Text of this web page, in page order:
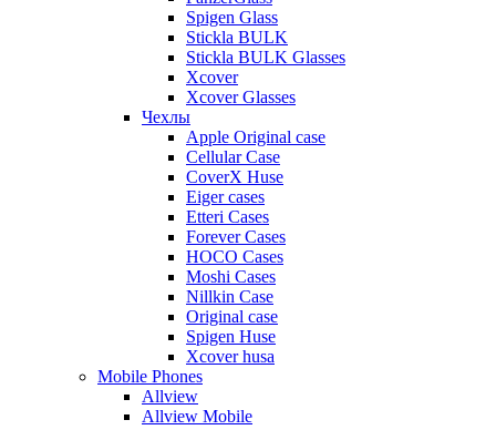
Spigen Glass
Stickla BULK
Stickla BULK Glasses
Xcover
Xcover Glasses
Чехлы
Apple Original case
Cellular Case
CoverX Huse
Eiger cases
Etteri Cases
Forever Cases
HOCO Cases
Moshi Cases
Nillkin Case
Original case
Spigen Huse
Xcover husa
Mobile Phones
Allview
Allview Mobile